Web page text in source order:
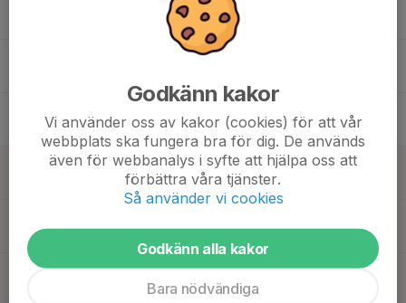
Isträning Hällefors
19:00
Lindegym
10:00
Coopertest
Lindehov Lindesberg
Lör
11:00
Illinois Agility Test
Godkänn kakor
Vi använder oss av kakor (cookies) för att vår
webbplats ska fungera bra för dig. De används
även för webbanalys i syfte att hjälpa oss att
förbättra våra tjänster.
Så använder vi cookies
Godkänn alla kakor
Bara nödvändiga